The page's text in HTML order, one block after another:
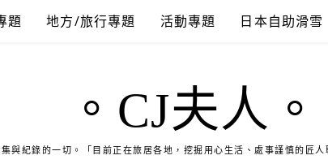
題 地方/旅行專題 活動專題 日本自助滑雪
。CJ夫人。
與紀錄的一切。「目前正在旅居各地，挖掘用心生活、處事謹慎的匠人